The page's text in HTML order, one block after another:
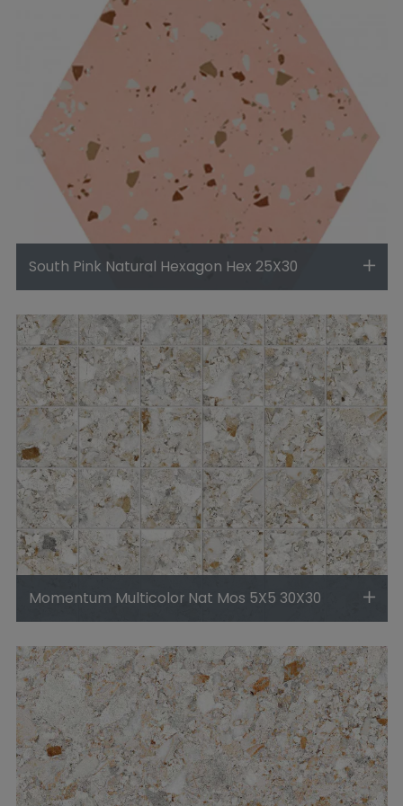
South Pink Natural Hexagon Hex 25X30
Momentum Multicolor Nat Mos 5X5 30X30